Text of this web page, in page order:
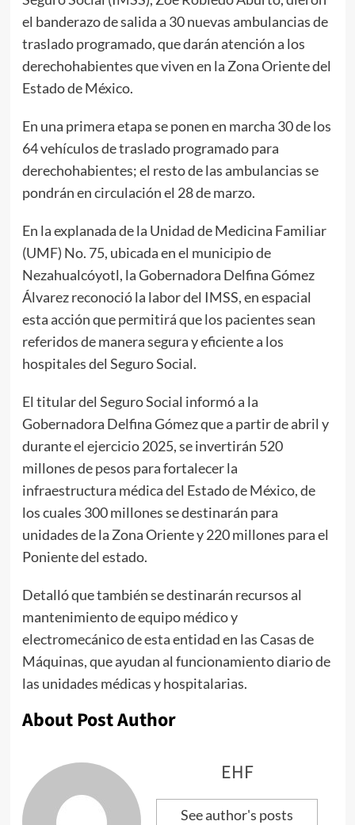
el banderazo de salida a 30 nuevas ambulancias de
traslado programado, que darán atención a los
derechohabientes que viven en la Zona Oriente del
Estado de México.
En una primera etapa se ponen en marcha 30 de los
64 vehículos de traslado programado para
derechohabientes; el resto de las ambulancias se
pondrán en circulación el 28 de marzo.
En la explanada de la Unidad de Medicina Familiar
(UMF) No. 75, ubicada en el municipio de
Nezahualcóyotl, la Gobernadora Delfina Gómez
Álvarez reconoció la labor del IMSS, en espacial
esta acción que permitirá que los pacientes sean
referidos de manera segura y eficiente a los
hospitales del Seguro Social.
El titular del Seguro Social informó a la
Gobernadora Delfina Gómez que a partir de abril y
durante el ejercicio 2025, se invertirán 520
millones de pesos para fortalecer la
infraestructura médica del Estado de México, de
los cuales 300 millones se destinarán para
unidades de la Zona Oriente y 220 millones para el
Poniente del estado.
Detalló que también se destinarán recursos al
mantenimiento de equipo médico y
electromecánico de esta entidad en las Casas de
Máquinas, que ayudan al funcionamiento diario de
las unidades médicas y hospitalarias.
About Post Author
EHF
See author's posts